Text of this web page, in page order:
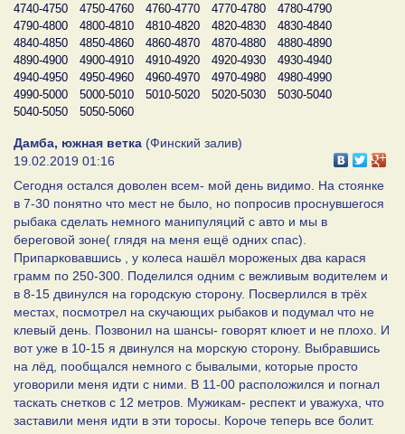
4740-4750
4750-4760 4760-4770 4770-4780
4780-4790
4790-4800
4800-4810 4810-4820 4820-4830
4830-4840
4840-4850
4850-4860 4860-4870 4870-4880
4880-4890
4890-4900
4900-4910 4910-4920 4920-4930
4930-4940
4940-4950
4950-4960 4960-4970 4970-4980
4980-4990
4990-5000
5000-5010 5010-5020 5020-5030
5030-5040
5040-5050
5050-5060
Дамба, южная ветка (Финский залив)
19.02.2019 01:16
Сегодня остался доволен всем- мой день видимо. На стоянке
в 7-30 понятно что мест не было, но попросив проснувшегося
рыбака сделать немного манипуляций с авто и мы в
береговой зоне( глядя на меня ещё одних спас).
Припарковавшись , у колеса нашёл мороженых два карася
грамм по 250-300. Поделился одним с вежливым водителем и
в 8-15 двинулся на городскую сторону. Посверлился в трёх
местах, посмотрел на скучающих рыбаков и подумал что не
клевый день. Позвонил на шансы- говорят клюет и не плохо. И
вот уже в 10-15 я двинулся на морскую сторону. Выбравшись
на лёд, пообщался немного с бывалыми, которые просто
уговорили меня идти с ними. В 11-00 расположился и погнал
таскать снетков с 12 метров. Мужикам- респект и уважуха, что
заставили меня идти в эти торосы. Короче теперь все болит.